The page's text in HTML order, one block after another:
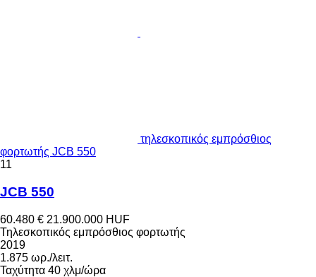
τηλεσκοπικός εμπρόσθιος
φορτωτής JCB 550
11
JCB 550
60.480 € 21.900.000 HUF
Τηλεσκοπικός εμπρόσθιος φορτωτής
2019
1.875 ωρ./λειτ.
Ταχύτητα 40 χλμ/ώρα